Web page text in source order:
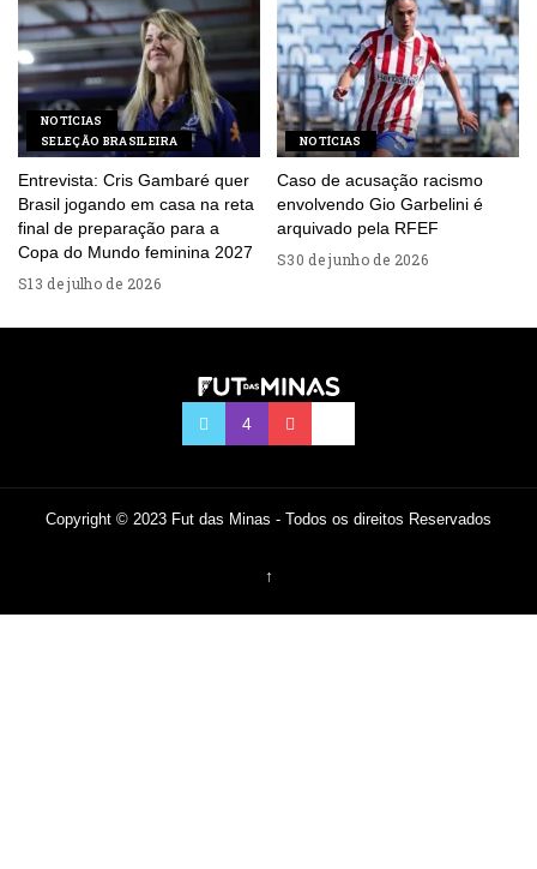
NOTÍCIAS
SELEÇÃO BRASILEIRA
Entrevista: Cris Gambaré quer
Brasil jogando em casa na reta
final de preparação para a
Copa do Mundo feminina 2027
13 de julho de 2026
NOTÍCIAS
Caso de acusação racismo
envolvendo Gio Garbelini é
arquivado pela RFEF
30 de junho de 2026
Copyright © 2023 Fut das Minas - Todos os direitos Reservados
↑